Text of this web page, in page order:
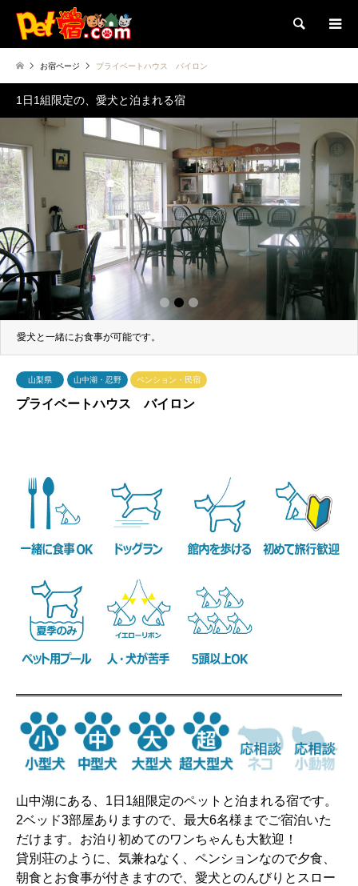
検索
お宿ページ プライベートハウス バイロン
1日1組限定の、愛犬と泊まれる宿
愛犬と一緒にお食事が可能です。
1 2 3
山梨県 山中湖・忍野 ペンション・民宿
プライベートハウス バイロン
山中湖にある、1日1組限定のペットと泊まれる宿です。
2ベッド3部屋ありますので、最大6名様までご宿泊いた
だけます。お泊り初めてのワンちゃんも大歓迎！
貸別荘のように、気兼ねなく、ペンションなので夕食、
朝食とお食事が付きますので、愛犬とのんびりとスロー